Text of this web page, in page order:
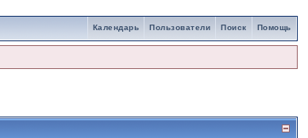
Помощь
Поиск
Пользователи
Календарь